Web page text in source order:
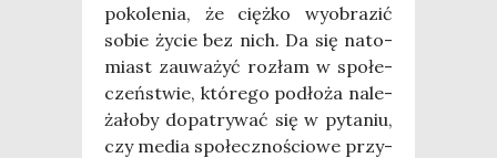
poko­le­nia, że cięż­ko wyobra­zić
sobie życie bez nich. Da się nato­
miast zauwa­żyć roz­łam w spo­łe­
czeń­stwie, któ­re­go pod­ło­ża nale­
ża­ło­by dopa­try­wać się w pyta­niu,
czy media spo­łecz­no­ścio­we przy­